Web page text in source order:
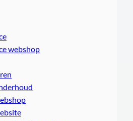
webshop